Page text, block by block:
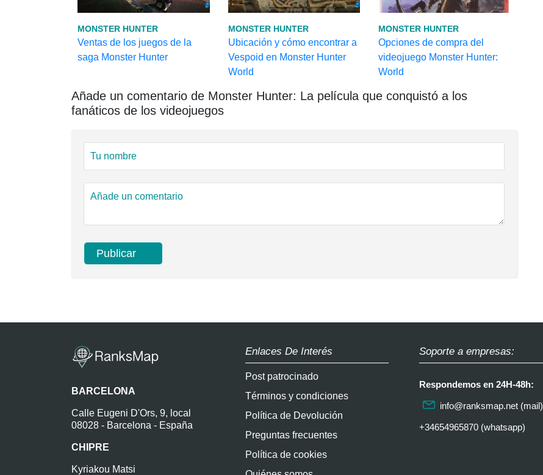
MONSTER HUNTER
Ventas de los juegos de la
saga Monster Hunter
MONSTER HUNTER
Ubicación y cómo encontrar a
Vespoid en Monster Hunter
World
MONSTER HUNTER
Opciones de compra del
videojuego Monster Hunter:
World
Añade un comentario de Monster Hunter: La película que conquistó a los
fanáticos de los videojuegos
BARCELONA
Calle Eugeni D'Ors, 9, local
08028 - Barcelona - España
CHIPRE
Kyriakou Matsi
Enlaces De Interés
Post patrocinado
Términos y condiciones
Política de Devolución
Preguntas frecuentes
Política de cookies
Soporte a empresas:
Respondemos en 24H-48h:
info@ranksmap.net (mail)
+34654965870 (whatsapp)